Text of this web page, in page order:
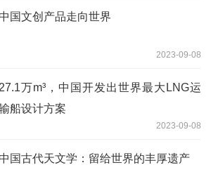
中国文创产品走向世界
2023-09-08
27.1万m³，中国开发出世界最大LNG运
船设计方案
2023-09-08
中国古代天文学：留给世界的丰厚遗产